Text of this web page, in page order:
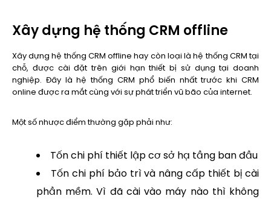
Xây dựng hệ thống CRM offline
Xây dựng hệ thống CRM offline hay còn loại là hệ thống CRM tại
chỗ, được cài đặt trên giới hạn thiết bị sử dụng tại doanh
nghiệp. Đây là hệ thống CRM phổ biến nhất trước khi CRM
online được ra mắt cùng với sự phát triển vũ bão của internet.
Một số nhược điểm thường gặp phải như:
Tốn chi phí thiết lập cơ sở hạ tầng ban đầu
Tốn chi phí bảo trì và nâng cấp thiết bị cài
phần mềm. Vì đã cài vào máy nào thì không